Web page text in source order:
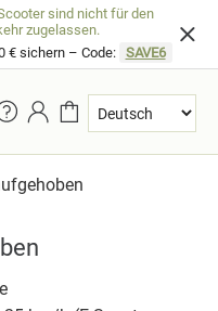
sind nicht für den
zugelassen.
€ sichern – Code: SAVE6